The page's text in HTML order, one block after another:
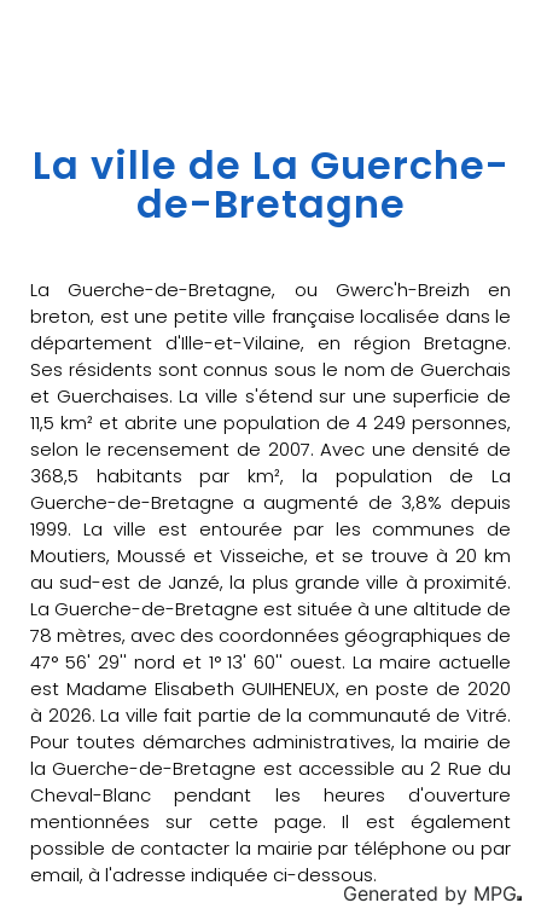
La ville de La Guerche-
de-Bretagne
La Guerche-de-Bretagne, ou Gwerc'h-Breizh en
breton, est une petite ville française localisée dans le
département d'Ille-et-Vilaine, en région Bretagne.
Ses résidents sont connus sous le nom de Guerchais
et Guerchaises. La ville s'étend sur une superficie de
11,5 km² et abrite une population de 4 249 personnes,
selon le recensement de 2007. Avec une densité de
368,5 habitants par km², la population de La
Guerche-de-Bretagne a augmenté de 3,8% depuis
1999. La ville est entourée par les communes de
Moutiers, Moussé et Visseiche, et se trouve à 20 km
au sud-est de Janzé, la plus grande ville à proximité.
La Guerche-de-Bretagne est située à une altitude de
78 mètres, avec des coordonnées géographiques de
47° 56' 29'' nord et 1° 13' 60'' ouest. La maire actuelle
est Madame Elisabeth GUIHENEUX, en poste de 2020
à 2026. La ville fait partie de la communauté de Vitré.
Pour toutes démarches administratives, la mairie de
la Guerche-de-Bretagne est accessible au 2 Rue du
Cheval-Blanc pendant les heures d'ouverture
mentionnées sur cette page. Il est également
possible de contacter la mairie par téléphone ou par
email, à l'adresse indiquée ci-dessous.
Generated by MPG